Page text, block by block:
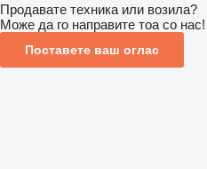
Продавате техника или возила?
Може да го направите тоа со нас!
Поставете ваш оглас